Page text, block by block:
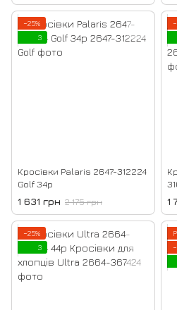
−25%
3
Кросівки Palaris 2647-312224
Golf 34р
1 631 грн 2 175 грн 1
−25%
3